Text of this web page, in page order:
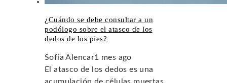
¿Cuándo se debe consultar a un
podólogo sobre el atasco de los
dedos de los pies?
Sofía Alencar1 mes ago
El atasco de los dedos es una